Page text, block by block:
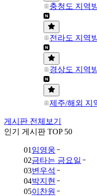
충청도 지역
전라도 지역
경상도 지역
제주/해외 지
게시판 전체보기
인기 게시판 TOP 50
01 임영웅
02금타는 금요일
03변우석
04박지현
05이찬원